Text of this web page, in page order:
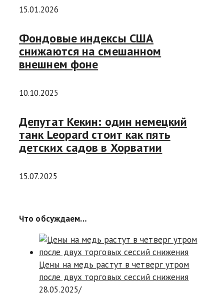
15.01.2026
Фондовые индексы США
снижаются на смешанном
внешнем фоне
10.10.2025
Депутат Кекин: один немецкий
танк Leopard стоит как пять
детских садов в Хорватии
15.07.2025
Что обсуждаем…
Цены на медь растут в четверг утром
после двух торговых сессий снижения
28.05.2025/